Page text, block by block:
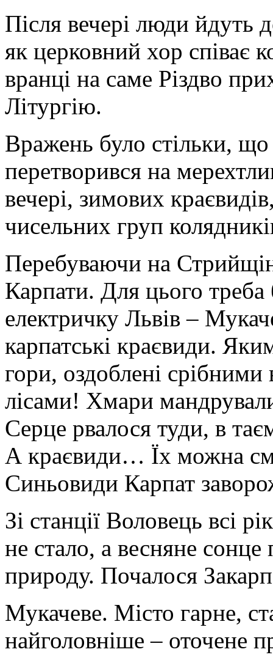
Після вечері люди йдуть
як церковний хор співає
вранці на саме Різдво
Літургію.
Вражень було стільки,
перетворився на
вечері, зимових
чисельних груп
Перебуваючи на
Карпати. Для цього
електричку Львів –
карпатські краєвиди.
гори, оздоблені
лісами! Хмари
Серце рвалося туди, в
А краєвиди… Їх можна
Синьовиди Карпат
Зі станції Воловець всі
не стало, а весняне
природу. Почалося
Мукачеве. Місто гарне,
найголовніше – оточене